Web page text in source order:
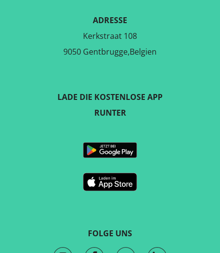
ADRESSE
Kerkstraat 108
9050 Gentbrugge,Belgien
FOLGE UNS
LADE DIE KOSTENLOSE APP
RUNTER